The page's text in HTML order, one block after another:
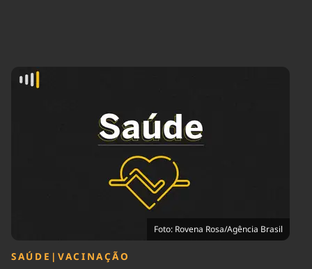
Agronegócios
Economia
Educação
Infraestrutura
Internacional
Política
Saúde
Tempo
Foto: Rovena Rosa/Agência Brasil
SAÚDE | VACINAÇÃO